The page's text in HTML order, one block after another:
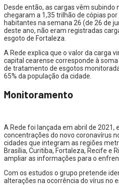
Desde então, as cargas vêm subindo
chegaram a 1,35 trilhão de cópias por
habitantes na semana 26 (de 26 de
deste ano, não eram registradas
esgoto de Fortaleza
A Rede explica que o valor da carga
capital cearense corresponde à
de tratamento de esgotos
65% da população da cidade.
Monitoramento
A Rede foi lançada em abril de 2021,
concentrações do novo coronavírus
cidades que integram as regiões
Brasília, Curitiba, Fortaleza, Recife e
ampliar as informações para o
Com os estudos o grupo pretende
alterações na ocorrência do vírus no